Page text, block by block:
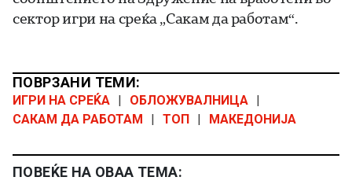
сектор игри на среќа „Сакам да работам“.
ПОВРЗАНИ ТЕМИ:
ИГРИ НА СРЕЌА ОБЛОЖУВАЛНИЦА
САКАМ ДА РАБОТАМ
ТОП МАКЕДОНИЈА
ПОВЕЌЕ НА ОВАА ТЕМА: